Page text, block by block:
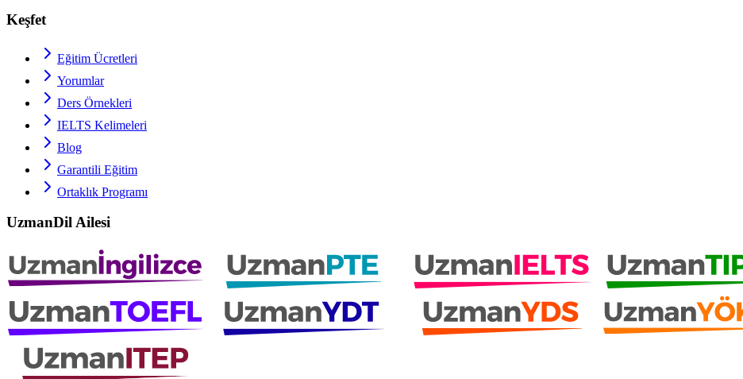
Keşfet
Eğitim Ücretleri
Yorumlar
Ders Örnekleri
IELTS Kelimeleri
Blog
Garantili Eğitim
Ortaklık Programı
UzmanDil Ailesi